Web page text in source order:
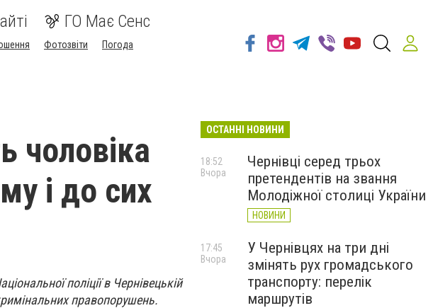
ГО Має Сенс
Фотозвіти
Погода
чоловіка
і до сих
поліції в Чернівецькій
правопорушень.
ОСТАННІ НОВИНИ
Чернівці серед трьох
претендентів на звання
Молодіжної столиці України
НОВИНИ
18:52
Вчора
У Чернівцях на три дні
змінять рух громадського
транспорту: перелік
маршрутів
17:45
Вчора